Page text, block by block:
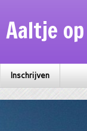
Aaltje
Inschrijven